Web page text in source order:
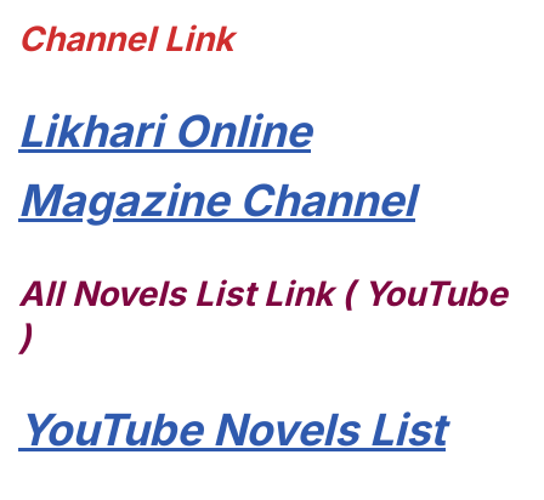
Channel Link
Likhari Online
Magazine Channel
All Novels List Link ( YouTube
)
YouTube Novels List